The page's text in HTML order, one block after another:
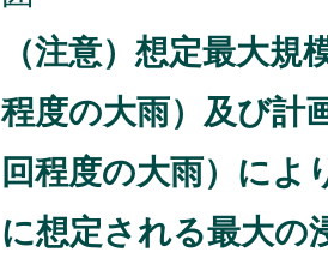
（注意）想定最大
程度の大雨）及び計
回程度の大雨）によ
に想定される最大の